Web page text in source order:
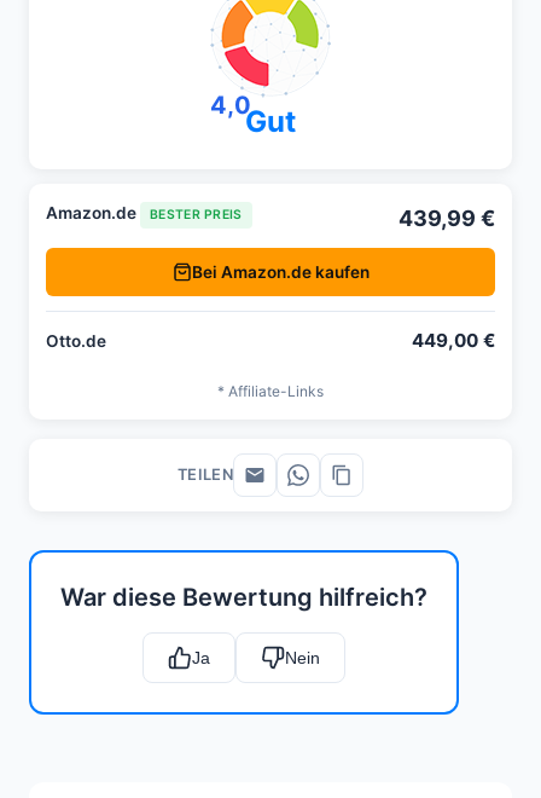
War diese Bewertung hilfreich?
Ja Nein
4,0Gut
Amazon.de BESTER PREIS 439,99 €
Bei Amazon.de kaufen
Otto.de 449,00 €
* Affiliate-Links
TEILEN